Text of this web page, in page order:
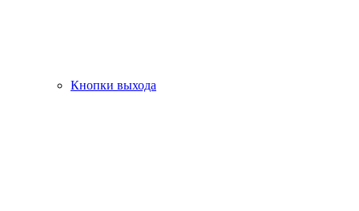
Кнопки выхода